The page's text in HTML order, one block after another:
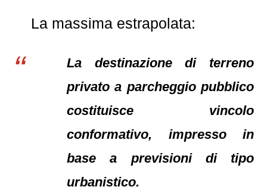
La massima estrapolata:
La destinazione di terreno
privato a parcheggio pubblico
costituisce vincolo
conformativo, impresso in
base a previsioni di tipo
urbanistico.